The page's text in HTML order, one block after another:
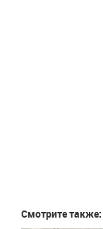
Смотрите также: